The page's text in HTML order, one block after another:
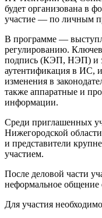
будет организована в
участие — по личным
В программе —
регулированию.
подпись (КЭП, НЭП) и
аутентификация в ИС,
изменения в
также аппаратные и
информации.
Среди приглашенных
Нижегородской
и представители
участием.
После деловой части
неформальное общение
Для участия